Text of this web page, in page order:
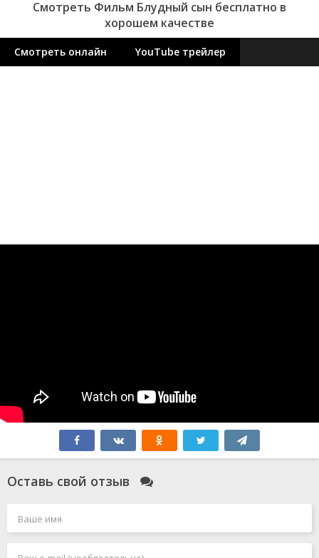
Смотреть Фильм Блудный сын бесплатно в
хорошем качестве
Смотреть онлайн YouTube трейлер
Оставь свой отзыв